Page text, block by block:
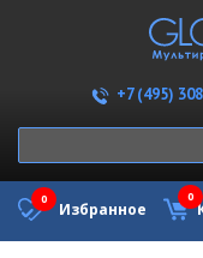
+7 (495)
Избранное
0 0